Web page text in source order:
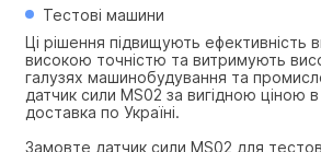
Тестові машини
Ці рішення підвищують ефективність
високою точністю та витримують
галузях машинобудування та
датчик сили MS02 за вигідною ціною
доставка по Україні.
Замовте датчик сили MS02 для